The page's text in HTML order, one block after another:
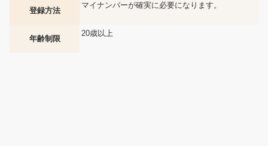
登録方法
マイナンバーが確実に必要になります。
年齢制限
20歳以上